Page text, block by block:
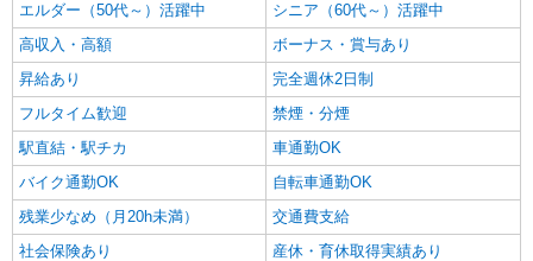
エルダー（50代～）活躍中
シニア（60代～）活躍中
高収入・高額
ボーナス・賞与あり
昇給あり
完全週休2日制
フルタイム歓迎
禁煙・分煙
駅直結・駅チカ
車通勤OK
バイク通勤OK
自転車通勤OK
残業少なめ（月20h未満）
交通費支給
社会保険あり
産休・育休取得実績あり